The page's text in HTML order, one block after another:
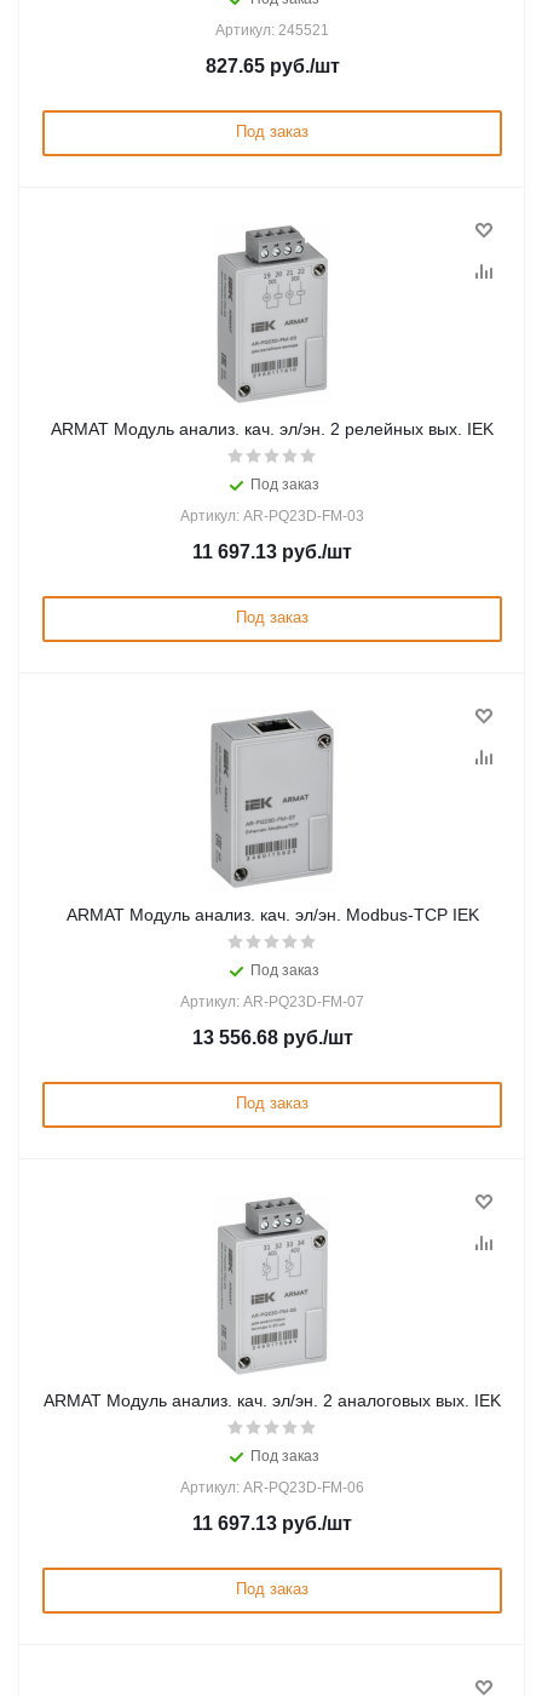
Артикул: 245521
827.65руб./шт
Под заказ
ARMAT Модуль анализ. кач. эл/эн. 2 релейных вых. IEK
Под заказ
Артикул: AR-PQ23D-FM-03
11 697.13 руб./шт
Под заказ
ARMAT Модуль анализ. кач. эл/эн. Modbus-TCP IEK
Под заказ
Артикул: AR-PQ23D-FM-07
13 556.68руб./шт
Под заказ
ARMAT Модуль анализ. кач. эл/эн. 2 аналоговых вых. IEK
Под заказ
Артикул: AR-PQ23D-FM-06
11 697.13 руб./шт
Под заказ